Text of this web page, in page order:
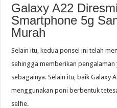
Galaxy A22
Smartphone 5g
Murah
Selain itu, kedua ponsel ini telah
sehingga memberikan
sebagainya. Selain itu, baik Galaxy
menggunakan poni berbentuk
selfie.